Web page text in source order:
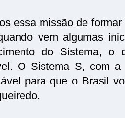
essa missão de
vem algumas
do Sistema, o
O Sistema S, com
para que o Brasil